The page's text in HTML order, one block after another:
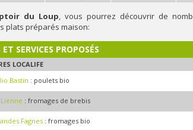
du Loup, vous pourrez découvrir de
plats préparés maison:
SERVICES PROPOSÉS
LOCALIFE
Bastin : poulets bio
: fromages de brebis
Fagnes : fromages bio